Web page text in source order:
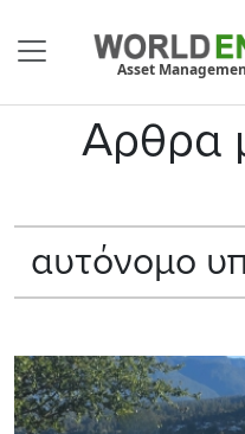
Asset
Αρθρα
αυτόνομο